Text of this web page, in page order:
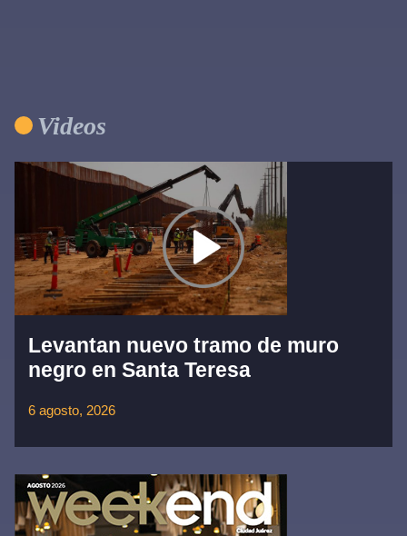
Videos
Levantan nuevo tramo de muro
negro en Santa Teresa
6 agosto, 2026